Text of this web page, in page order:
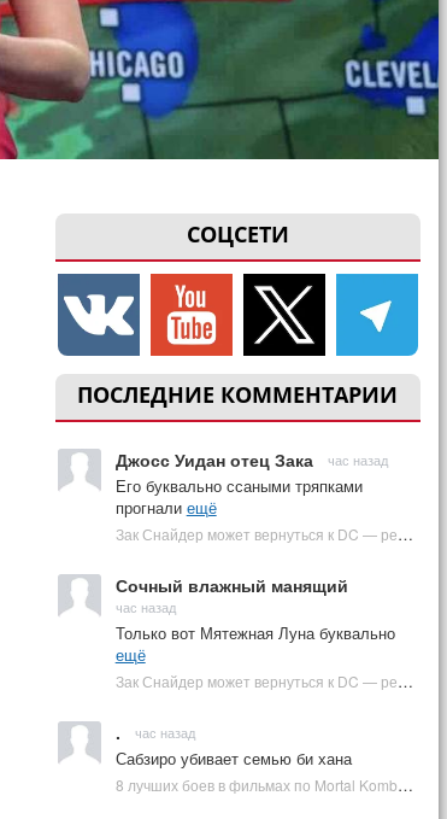
СОЦСЕТИ
ПОСЛЕДНИЕ КОММЕНТАРИИ
Джосс Уидан отец Зака час назад
Его буквально ссаными тряпками
прогнали ещё
Зак Снайдер может вернуться к DC — режиссер общался с Warner Bros. (фото) | Plugged In Ru
Сочный влажный манящий
час назад
Только вот Мятежная Луна буквально
ещё
Зак Снайдер может вернуться к DC — режиссер общался с Warner Bros. (фото) | Plugged In Ru
. час назад
Сабзиро убивает семью би хана
8 лучших боев в фильмах по Mortal Kombat: от «Смертельной битвы» до «Мортал Комбат 2» | Plugged In Ru